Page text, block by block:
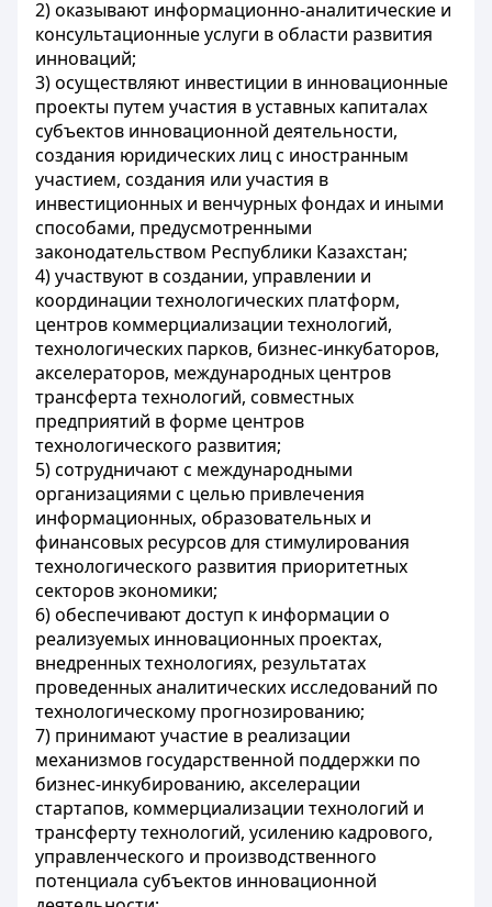
2) оказывают информационно-аналитические и
консультационные услуги в области развития
инноваций;
3) осуществляют инвестиции в инновационные
проекты путем участия в уставных капиталах
субъектов инновационной деятельности,
создания юридических лиц с иностранным
участием, создания или участия в
инвестиционных и венчурных фондах и иными
способами, предусмотренными
законодательством Республики Казахстан;
4) участвуют в создании, управлении и
координации технологических платформ,
центров коммерциализации технологий,
технологических парков, бизнес-инкубаторов,
акселераторов, международных центров
трансферта технологий, совместных
предприятий в форме центров
технологического развития;
5) сотрудничают с международными
организациями с целью привлечения
информационных, образовательных и
финансовых ресурсов для стимулирования
технологического развития приоритетных
секторов экономики;
6) обеспечивают доступ к информации о
реализуемых инновационных проектах,
внедренных технологиях, результатах
проведенных аналитических исследований по
технологическому прогнозированию;
7) принимают участие в реализации
механизмов государственной поддержки по
бизнес-инкубированию, акселерации
стартапов, коммерциализации технологий и
трансферту технологий, усилению кадрового,
управленческого и производственного
потенциала субъектов инновационной